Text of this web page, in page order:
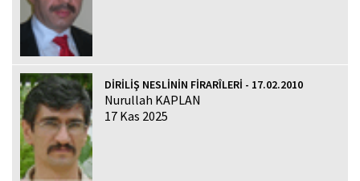
DİRİLİŞ NESLİNİN FİRARÎLERİ - 17.02.2010
Nurullah KAPLAN
17 Kas 2025